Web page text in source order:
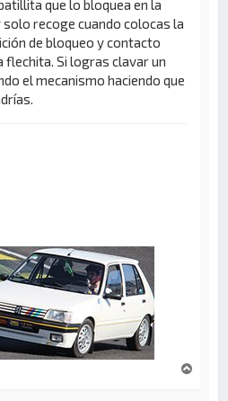
que lo bloquea en la
solo recoge cuando colocas la
de bloqueo y contacto
flechita. Si logras clavar un
el mecanismo haciendo que